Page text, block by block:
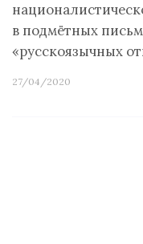
в подмётных
«русскоязычных
27/04/2020